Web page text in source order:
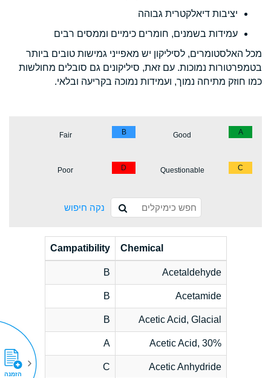
יציבות דיאלקטרית גבוהה
עמידות בשמנים, חומרים כימיים וממסים רבים
מכל האלסטומרים, לסיליקון יש מאפייני גמישות טובים ביותר
בטמפרטורות נמוכות. עם זאת, סיליקונים גם סובלים מחולשות
כמו חוזק מתיחה נמוך, ועמידות נמוכה בקריעה ובלאי.
A
Good
B
Fair
C
Questionable
D
Poor
נקה חיפוש
Chemical
Campatibility
Acetaldehyde
B
Acetamide
B
Acetic Acid, Glacial
B
Acetic Acid, 30%
A
Acetic Anhydride
C
הזמנה